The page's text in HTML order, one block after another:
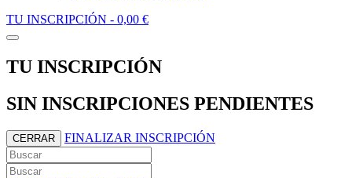
TU INSCRIPCIÓN - 0,00 €
TU INSCRIPCIÓN
SIN INSCRIPCIONES PENDIENTES
CERRAR FINALIZAR INSCRIPCIÓN